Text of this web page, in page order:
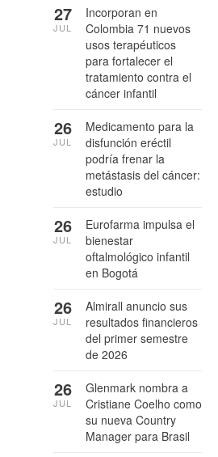
Incorporan en
Colombia 71 nuevos
usos terapéuticos
para fortalecer el
tratamiento contra el
cáncer infantil
27
JUL
Medicamento para la
disfunción eréctil
podría frenar la
metástasis del cáncer:
estudio
26
JUL
Eurofarma impulsa el
bienestar
oftalmológico infantil
en Bogotá
26
JUL
Almirall anuncio sus
resultados financieros
del primer semestre
de 2026
26
JUL
Glenmark nombra a
Cristiane Coelho como
su nueva Country
Manager para Brasil
26
JUL